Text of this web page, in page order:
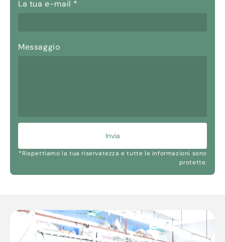
La tua e-mail *
Messaggio
Invia
*Rispettiamo la tua riservatezza e tutte le informazioni sono
protette.